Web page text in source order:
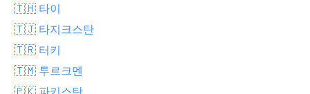
🇹🇭 타이
🇹🇯 타지크스탄
🇹🇷 터키
🇹🇲 투르크멘
🇵🇰 파키스탄